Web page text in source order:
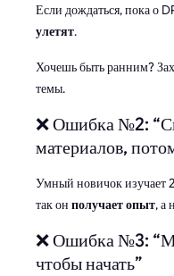
Если дождаться, пока о
улетят.
Хочешь быть ранним?
темы.
❌ Ошибка №2:
материалов,
Умный новичок изучает
так он получает опыт, а
❌ Ошибка №3:
чтобы начать”